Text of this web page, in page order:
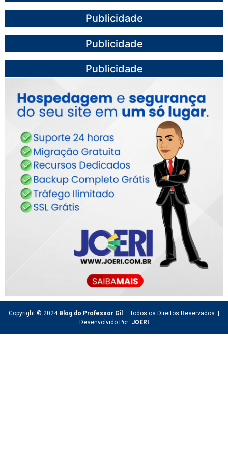
Publicidade
Publicidade
Publicidade
Copyright © 2024 Blog do Professor Gil – Todos os Direitos Reservados. |
Desenvolvido Por: JOERI